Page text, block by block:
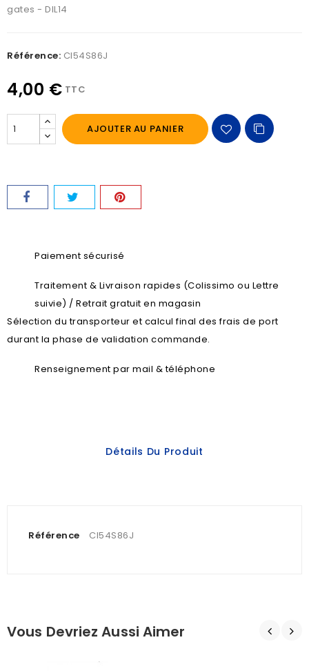
gates - DIL14
Référence: CI54S86J
4,00 € TTC
AJOUTER AU PANIER
Paiement sécurisé
Traitement & Livraison rapides (Colissimo ou Lettre
suivie) / Retrait gratuit en magasin
Sélection du transporteur et calcul final des frais de port
durant la phase de validation commande.
Renseignement par mail & téléphone
Détails Du Produit
Référence CI54S86J
Vous Devriez Aussi Aimer